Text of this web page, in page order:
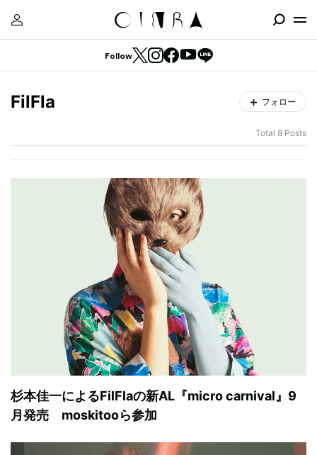
Follow
FilFla フォロー
Total 8 Posts
杉本佳一によるFilFlaの新AL『micro carnival』9
月発売 moskitooら参加